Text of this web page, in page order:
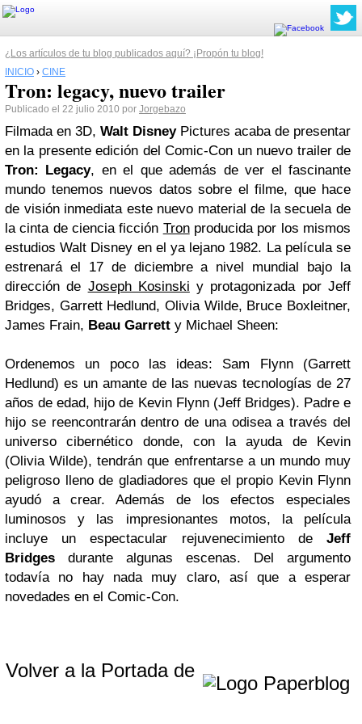
¿Los artículos de tu blog publicados aquí? ¡Propón tu blog!
INICIO › CINE
Tron: legacy, nuevo trailer
Publicado el 22 julio 2010 por Jorgebazo
Filmada en 3D, Walt DisneyPictures acaba de presentar
en la presente edición del Comic-Con un nuevo trailer de
Tron: Legacy, en el que además de ver el fascinante
mundo tenemos nuevos datos sobre el filme, que hace
de visión inmediata este nuevo material de la secuela de
la cinta de ciencia ficción Tronproducida por los mismos
estudios Walt Disney en el ya lejano 1982. La película se
estrenará el 17 de diciembre a nivel mundial bajo la
dirección de Joseph Kosinski y protagonizada por Jeff
Bridges, Garrett Hedlund, Olivia Wilde, Bruce Boxleitner,
James Frain, Beau Garrett y Michael Sheen:
Ordenemos un poco las ideas: Sam Flynn (Garrett
Hedlund) es un amante de las nuevas tecnologías de 27
años de edad, hijo de Kevin Flynn (Jeff Bridges). Padre e
hijo se reencontrarán dentro de una odisea a través del
universo cibernético donde, con la ayuda de Kevin
(Olivia Wilde), tendrán que enfrentarse a un mundo muy
peligroso lleno de gladiadores que el propio Kevin Flynn
ayudó a crear. Además de los efectos especiales
luminosos y las impresionantes motos, la película
incluye un espectacular rejuvenecimiento de Jeff
Bridges durante algunas escenas. Del argumento
todavía no hay nada muy claro, así que a esperar
novedades en el Comic-Con.
Volver a la Portada de